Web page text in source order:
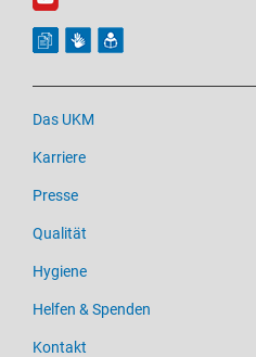
Das UKM
Karriere
Presse
Qualität
Hygiene
Helfen & Spenden
Kontakt